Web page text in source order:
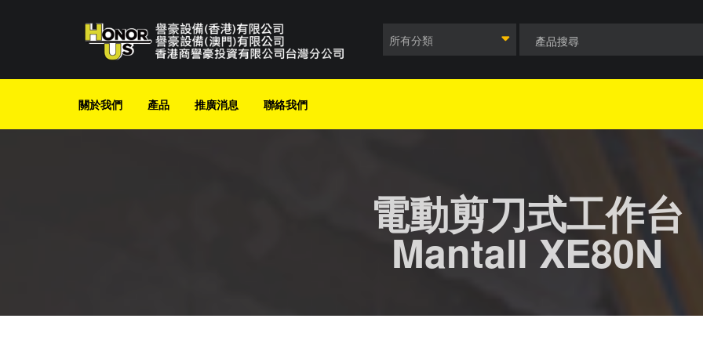
所有分類
關於我們 產品 推廣消息 聯絡我們
電動剪刀式工作台
Mantall XE80N